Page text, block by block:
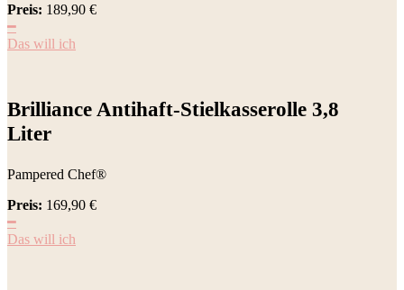
Preis: 189,90 €
━
Das will ich
Brilliance Antihaft-Stielkasserolle 3,8
Liter
Pampered Chef®
Preis: 169,90 €
━
Das will ich